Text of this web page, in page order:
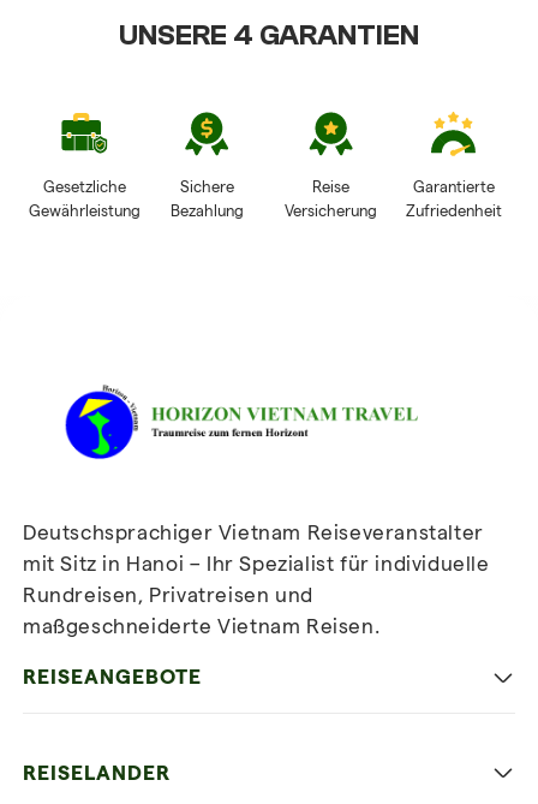
UNSERE 4 GARANTIEN
Gesetzliche
Gewährleistung
Sichere
Bezahlung
Reise
Versicherung
Garantierte
Zufriedenheit
Newsletterabonnieren
Deutschsprachiger Vietnam Reiseveranstalter
mit Sitz in Hanoi – Ihr Spezialist für individuelle
Rundreisen, Privatreisen und
maßgeschneiderte Vietnam Reisen.
REISEANGEBOTE
REISELANDER